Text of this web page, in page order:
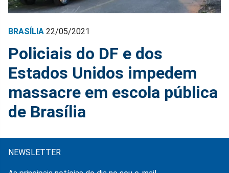
BRASÍLIA 22/05/2021
Policiais do DF e dos
Estados Unidos impedem
massacre em escola pública
de Brasília
NEWSLETTER